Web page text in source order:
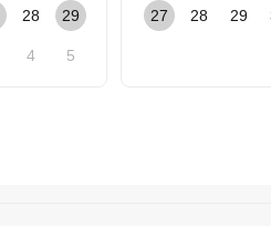
28 29
4 5
27 28 29